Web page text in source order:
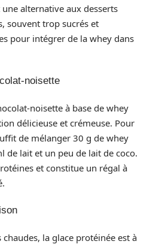
alternative aux desserts
souvent trop sucrés et
pour intégrer de la whey dans
noisette
noisette à base de whey
délicieuse et crémeuse. Pour
de mélanger 30 g de whey
de lait et un peu de lait de coco.
et constitue un régal à
la glace protéinée est à